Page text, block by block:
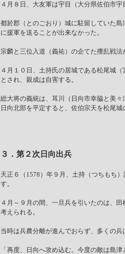
４月８日、大友軍は宇目（大分県佐伯市
都於郡（とのごおり）城に駐留していた
に援軍を送ることが出来なかった。
宗麟と三位入道（義祐）の企てた攪乱戦法
４月１０日、土持氏の居城である松尾城
とされ、親成は自害する。
総大将の義統は、耳川（日向市幸脇と美
日向北部を平定すると、佐伯宗天を松尾
３．第２次日向出兵
天正６（1578）年９月、土持（つちもち
す。
４月～９月の間、一旦兵を引いたのは、
考えられる。
当時は兵農分離が進んでおらず、多くの兵
「再度、日向へ攻め込む。今度の敵は島